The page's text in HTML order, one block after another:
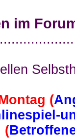
im
(
(